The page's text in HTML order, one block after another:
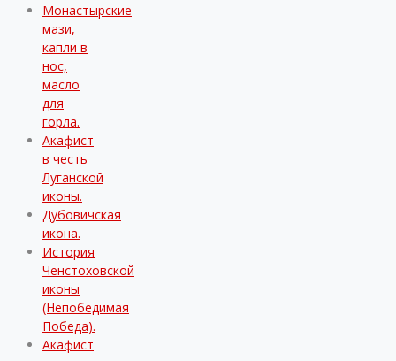
Монастырские
мази,
капли в
нос,
масло
для
горла.
Акафист
в честь
Луганской
иконы.
Дубовичская
икона.
История
Ченстоховской
иконы
(Непобедимая
Победа).
Акафист